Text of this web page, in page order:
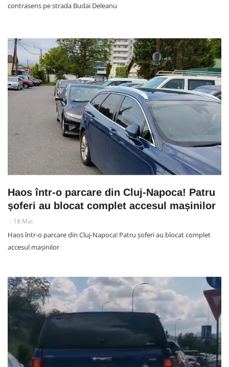
contrasens pe strada Budai Deleanu
Haos într-o parcare din Cluj-Napoca! Patru
șoferi au blocat complet accesul mașinilor
18 Mai
Haos într-o parcare din Cluj-Napoca! Patru șoferi au blocat complet
accesul mașinilor